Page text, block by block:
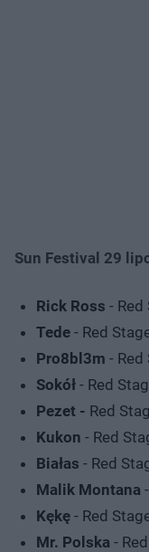
Sun Festival 29
Rick Ross - Red
Tede - Red
Pro8bl3m - Red
Sokół - Red
Pezet - Red
Kukon - Red
Białas - Red
Malik Montana
Kękę - Red
Mr. Polska -